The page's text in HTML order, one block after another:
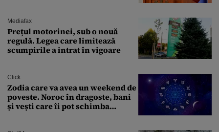
Mediafax
Prețul motorinei, sub o nouă
regulă. Legea care limitează
scumpirile a intrat în vigoare
Click
Zodia care va avea un weekend de
poveste. Noroc în dragoste, bani
și vești care îi pot schimba